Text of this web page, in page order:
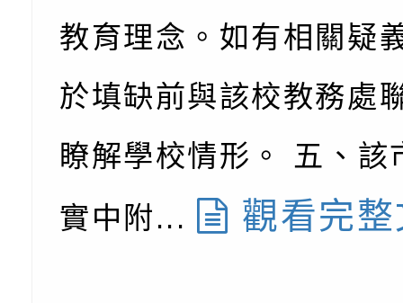
林區士商路189號）
導及系列座談活動」
章
安全宣導
檢送本府新聞處115
逆境少年家庭支持服
員專業輔導及效能精
北、中、南共3場次
訓練
轉知社團法人中華民
礙聯盟辦理「2026
少意見交流大會」簡
台灣遊戲治療學會將
月至8月舉辦「空間
多元文化遊戲室之規
檢送行政院新聞傳播
月份公共服務政策溝
桃園市龜山區大坑國
教育理念。如有相關疑
於填缺前與該校教務處
瞭解學校情形。 五、該
實中附...
觀看完